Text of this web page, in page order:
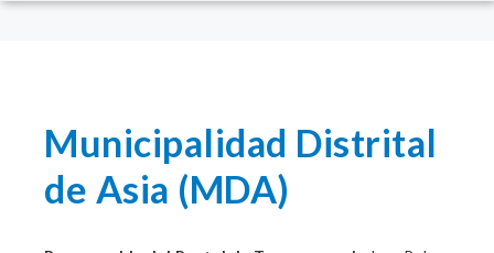
Municipalidad Distrital
de Asia (MDA)